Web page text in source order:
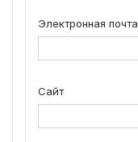
Электронная почта
Сайт